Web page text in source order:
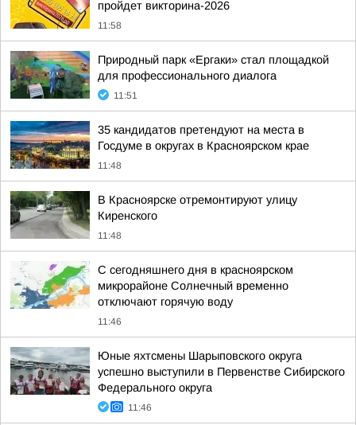
пройдет викторина-2026
11:58
Природный парк «Ергаки» стал площадкой
для профессионального диалога
11:51
35 кандидатов претендуют на места в
Госдуме в округах в Красноярском крае
11:48
В Красноярске отремонтируют улицу
Киренского
11:48
С сегодняшнего дня в красноярском
микрорайоне Солнечный временно
отключают горячую воду
11:46
Юные яхтсмены Шарыповского округа
успешно выступили в Первенстве Сибирского
Федерального округа
11:46